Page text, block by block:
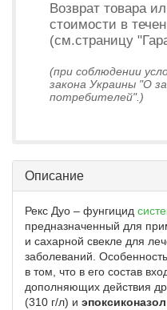
Возврат товара
стоимости в
(см.страницу
(при соблюдении
закона Украины "О
потребителей".)
Описание
Рекс Дуо – фунгицид
предназначенный для
и сахарной свекле для
заболеваний.
в том, что в его состав
дополняющих действия
(310 г/л) и эпоксиконазол